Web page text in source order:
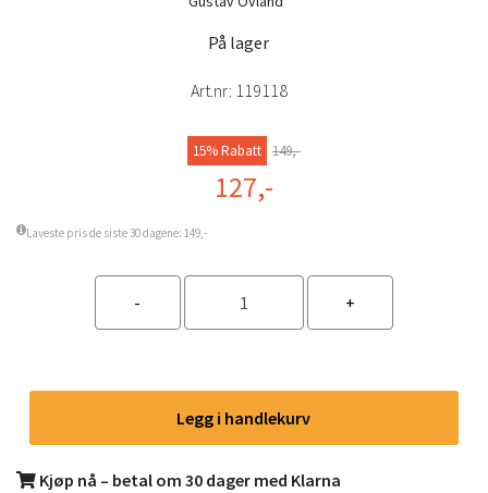
På lager
Art.nr: 119118
15% Rabatt 149,-
127,-
Laveste pris de siste 30 dagene: 149,-
Legg i handlekurv
Kjøp nå – betal om 30 dager med Klarna